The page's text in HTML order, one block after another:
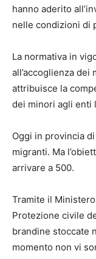
hanno aderito
nelle condizioni di
La normativa in
all’accoglienza
attribuisce la
dei minori agli enti
Oggi in provincia
migranti. Ma
arrivare a 500.
Tramite il
Protezione civile
brandine stoccate
momento non vi